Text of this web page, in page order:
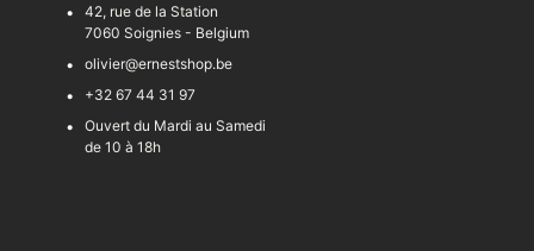
42, rue de la Station
7060 Soignies - Belgium
olivier@ernestshop.be
+32 67 44 31 97
Ouvert du Mardi au Samedi
de 10 à 18h